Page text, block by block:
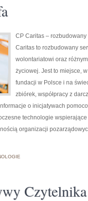
CP Caritas –
Caritas to rozbudowany
wolontariatowi oraz
życiowej. Jest to miejsce,
fundacji w Polsce i na
zbiórek, współpracy z
o inicjatywach
technologie
organizacji
Czytelnika